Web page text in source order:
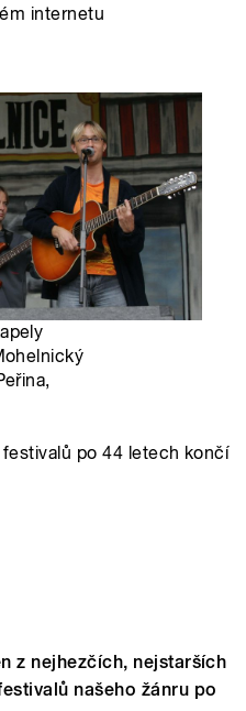
internetu
po 44 letech končí
z nejhezčích, nejstarších
našeho žánru po